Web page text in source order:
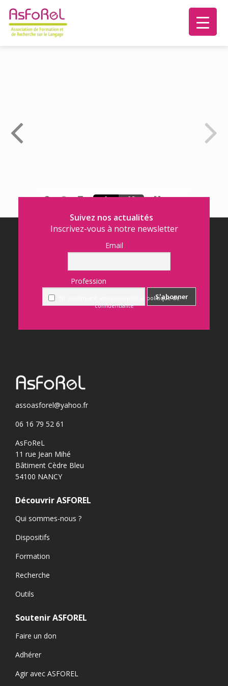
Suivez nos actualités
Inscrivez-vous à notre newsletter
Email
Profession
En continuant, vous acceptez la politique de
confidentialité
assoasforel@yahoo.fr
06 16 79 52 61
AsFoReL
11 rue Jean Mihé
Bâtiment Cèdre Bleu
54100 NANCY
Découvrir ASFOREL
Qui sommes-nous ?
Dispositifs
Formation
Recherche
Outils
Soutenir ASFOREL
Faire un don
Adhérer
Agir avec ASFOREL